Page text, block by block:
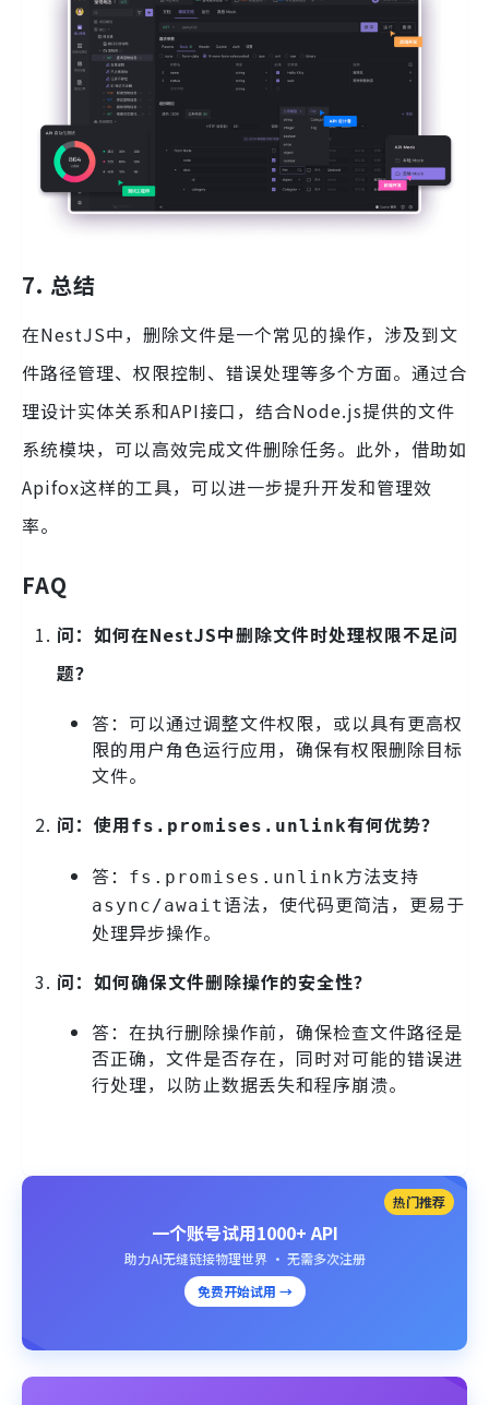
7. 总结
在NestJS中，删除文件是一个常见的操作，涉及到文
件路径管理、权限控制、错误处理等多个方面。通过合
理设计实体关系和API接口，结合Node.js提供的文件
系统模块，可以高效完成文件删除任务。此外，借助如
Apifox这样的工具，可以进一步提升开发和管理效
率。
FAQ
问：如何在NestJS中删除文件时处理权限不足问
题？
答：可以通过调整文件权限，或以具有更高权
限的用户角色运行应用，确保有权限删除目标
文件。
问：使用fs.promises.unlink有何优势？
答：
fs.promises.unlink方法支持
async/await语法，使代码更简洁，更易于
处理异步操作。
问：如何确保文件删除操作的安全性？
答：在执行删除操作前，确保检查文件路径是
否正确，文件是否存在，同时对可能的错误进
行处理，以防止数据丢失和程序崩溃。
热门推荐
一个账号试用1000+ API
助力AI无缝链接物理世界 · 无需多次注册
免费开始试用 →